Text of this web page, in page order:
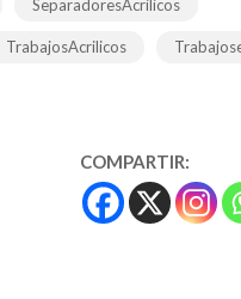
SeparadoresAcrilicos
TrabajosAcrilicos
COMPARTIR: